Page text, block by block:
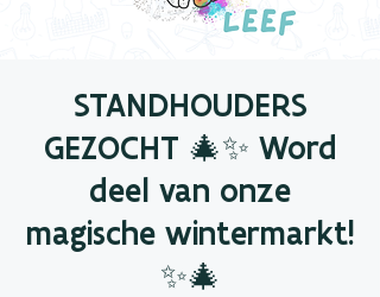
STANDHOUDERS
GEZOCHT 🎄✨ Word
deel van onze
magische wintermarkt!
✨🎄